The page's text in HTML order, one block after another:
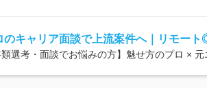
のキャリア面談で上流案件へ｜リモート
類選考・面談でお悩みの方】魅せ方のプロ ×